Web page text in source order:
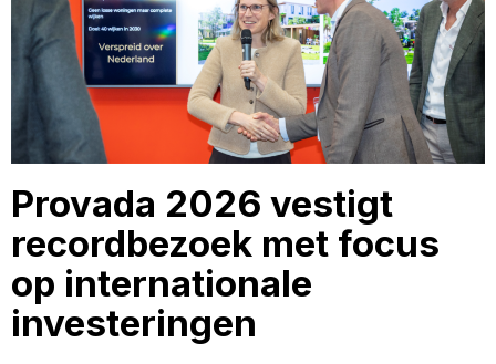
Provada 2026 vestigt
recordbezoek met focus
op internationale
investeringen